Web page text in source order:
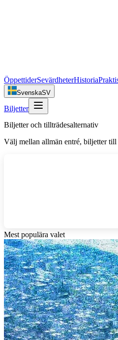
ÖppettiderSevärdheterHistoria
SvenskaSV
Biljetter
Biljetter och tillträdesalternativ
Välj mellan allmän entré, biljetter till
Mest populära valet